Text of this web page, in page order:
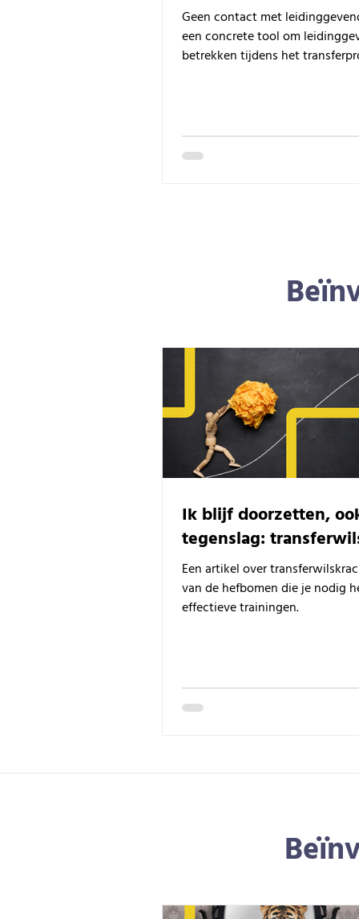
Geen contact met
een concrete tool om
betrekken tijdens het
Ik blijf doorzetten,
tegenslag:
Een artikel over
van de hefbomen die je nodig
effectieve trainingen.